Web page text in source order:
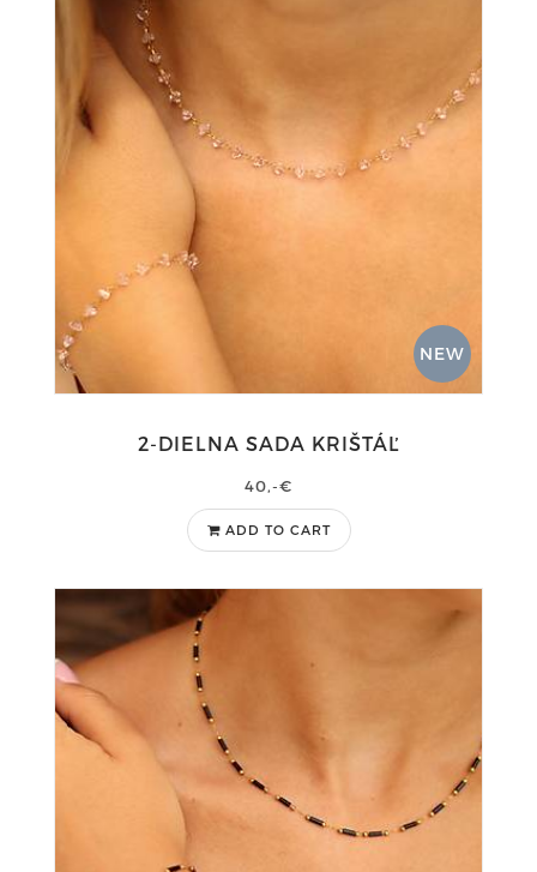
NEW
2-DIELNA SADA KRIŠTÁĽ
40,-€
ADD TO CART